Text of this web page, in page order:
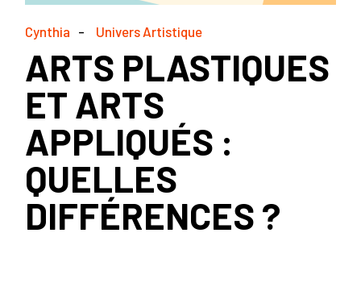
Cynthia Univers Artistique
ARTS PLASTIQUES
ET ARTS
APPLIQUÉS :
QUELLES
DIFFÉRENCES ?